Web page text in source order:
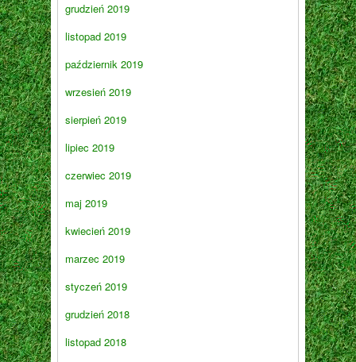
grudzień 2019
listopad 2019
październik 2019
wrzesień 2019
sierpień 2019
lipiec 2019
czerwiec 2019
maj 2019
kwiecień 2019
marzec 2019
styczeń 2019
grudzień 2018
listopad 2018